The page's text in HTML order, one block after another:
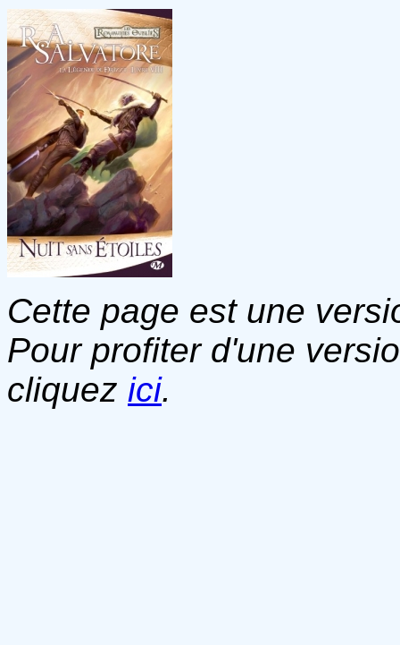
Cette page est une
Pour profiter d'une
cliquez ici.